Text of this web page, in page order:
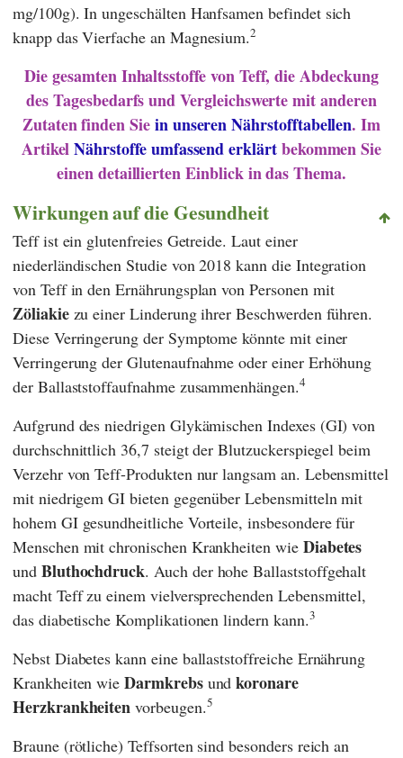
mg/100g). In ungeschälten Hanfsamen befindet sich
knapp das Vierfache an Magnesium.2
Die gesamten Inhaltsstoffe von Teff, die Abdeckung
des Tagesbedarfs und Vergleichswerte mit anderen
Zutaten finden Siein unseren Nährstofftabellen. Im
ArtikelNährstoffe umfassend erklärtbekommen Sie
einen detaillierten Einblick in das Thema.
Wirkungen auf die Gesundheit
Teff ist ein glutenfreies Getreide. Laut einer
niederländischen Studie von 2018 kann die Integration
von Teff in den Ernährungsplan von Personen mit
Zöliakie zu einer Linderung ihrer Beschwerden führen.
Diese Verringerung der Symptome könnte mit einer
Verringerung der Glutenaufnahme oder einer Erhöhung
der Ballaststoffaufnahme zusammenhängen.4
Aufgrund des niedrigen Glykämischen Indexes (GI) von
durchschnittlich 36,7 steigt der Blutzuckerspiegel beim
Verzehr von Teff-Produkten nur langsam an. Lebensmittel
mit niedrigem GI bieten gegenüber Lebensmitteln mit
hohem GI gesundheitliche Vorteile, insbesondere für
Menschen mit chronischen Krankheiten wie Diabetes
und Bluthochdruck. Auch der hohe Ballaststoffgehalt
macht Teff zu einem vielversprechenden Lebensmittel,
das diabetische Komplikationen lindern kann.3
Nebst Diabetes kann eine ballaststoffreiche Ernährung
Krankheiten wieDarmkrebsundkoronare
Herzkrankheiten vorbeugen.5
Braune (rötliche) Teffsorten sind besonders reich an